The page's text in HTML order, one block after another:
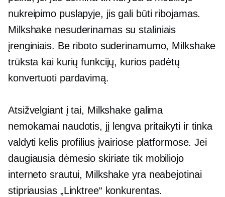
nukreipimo puslapyje, jis gali būti ribojamas.
Milkshake nesuderinamas su staliniais
įrenginiais. Be riboto suderinamumo, Milkshake
trūksta kai kurių funkcijų, kurios padėtų
konvertuoti pardavimą.
Atsižvelgiant į tai, Milkshake galima
nemokamai naudotis, jį lengva pritaikyti ir tinka
valdyti kelis profilius įvairiose platformose. Jei
daugiausia dėmesio skiriate tik mobiliojo
interneto srautui, Milkshake yra neabejotinai
stipriausias „Linktree“ konkurentas.